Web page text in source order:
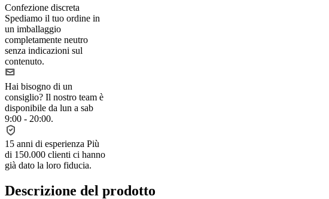
Confezione discreta
Spediamo il tuo ordine in
un imballaggio
completamente neutro
senza indicazioni sul
contenuto.
Hai bisogno di un
consiglio? Il nostro team è
disponibile da lun a sab
9:00 - 20:00.
15 anni di esperienza Più
di 150.000 clienti ci hanno
già dato la loro fiducia.
Descrizione del prodotto